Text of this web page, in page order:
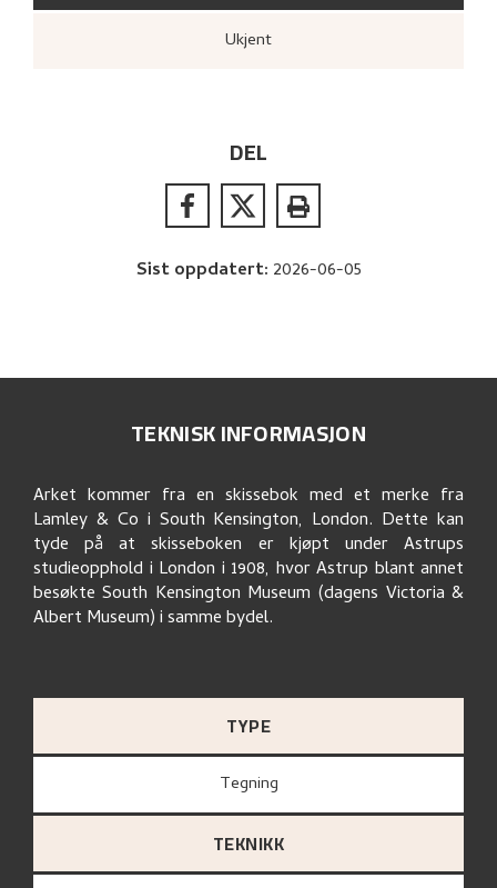
Ukjent
DEL
Sist oppdatert: 2026-06-05
TEKNISK INFORMASJON
TYPE
Tegning
TEKNIKK
Arket kommer fra en skissebok med et merke fra
Lamley & Co i South Kensington, London. Dette kan
tyde på at skisseboken er kjøpt under Astrups
studieopphold i London i 1908, hvor Astrup blant annet
besøkte South Kensington Museum (dagens Victoria &
Albert Museum) i samme bydel.